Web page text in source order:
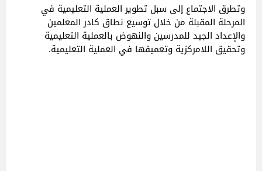
وتطرق الاجتماع إلى سبل تطوير العملية التعليمية في
المرحلة المقبلة من خلال توسيع نطاق كادر المعلمين
والإعداد الجيد للمدرسين والنهوض بالعملية التعليمية
وتحقيق اللامركزية وتعميقها في العملية التعليمية.